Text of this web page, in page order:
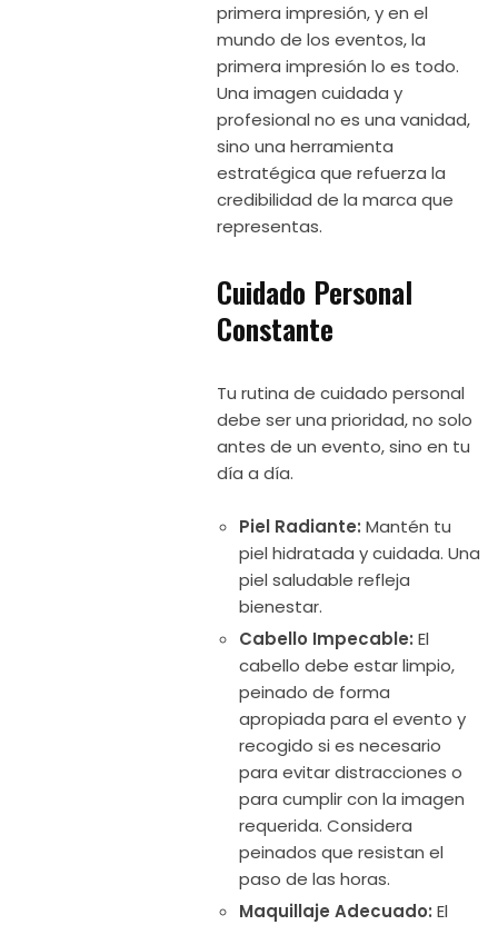
primera impresión, y en el
mundo de los eventos, la
primera impresión lo es todo.
Una imagen cuidada y
profesional no es una vanidad,
sino una herramienta
estratégica que refuerza la
credibilidad de la marca que
representas.
Cuidado Personal
Constante
Tu rutina de cuidado personal
debe ser una prioridad, no solo
antes de un evento, sino en tu
día a día.
Piel Radiante: Mantén tu
piel hidratada y cuidada. Una
piel saludable refleja
bienestar.
Cabello Impecable: El
cabello debe estar limpio,
peinado de forma
apropiada para el evento y
recogido si es necesario
para evitar distracciones o
para cumplir con la imagen
requerida. Considera
peinados que resistan el
paso de las horas.
Maquillaje Adecuado: El